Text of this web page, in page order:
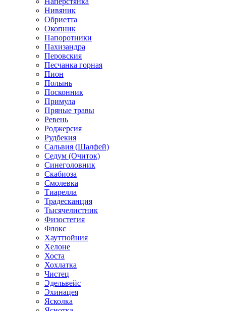
Нивяник
Обриетта
Окопник
Папоротники
Пахизандра
Перовския
Песчанка горная
Пион
Полынь
Посконник
Примула
Пряные травы
Ревень
Роджерсия
Рудбекия
Сальвия (Шалфей)
Седум (Очиток)
Синеголовник
Скабиоза
Смолевка
Тиарелла
Традесканция
Тысячелистник
Физостегия
Флокс
Хауттюйния
Хелоне
Хоста
Хохлатка
Чистец
Эдельвейс
Эхинацея
Ясколка